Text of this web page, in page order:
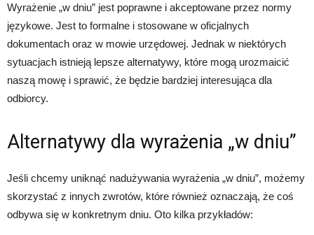
Wyrażenie „w dniu” jest poprawne i akceptowane przez normy
językowe. Jest to formalne i stosowane w oficjalnych
dokumentach oraz w mowie urzędowej. Jednak w niektórych
sytuacjach istnieją lepsze alternatywy, które mogą urozmaicić
naszą mowę i sprawić, że będzie bardziej interesująca dla
odbiorcy.
Alternatywy dla wyrażenia „w dniu”
Jeśli chcemy uniknąć nadużywania wyrażenia „w dniu”, możemy
skorzystać z innych zwrotów, które również oznaczają, że coś
odbywa się w konkretnym dniu. Oto kilka przykładów: